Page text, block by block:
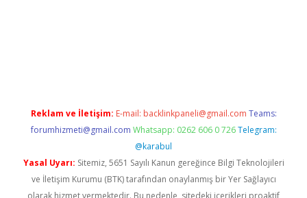
Reklam ve İletişim: E-mail: backlinkpaneli@gmail.com Teams:
forumhizmeti@gmail.com Whatsapp: 0262 606 0 726 Telegram:
@karabul
Yasal Uyarı: Sitemiz, 5651 Sayılı Kanun gereğince Bilgi Teknolojileri
ve İletişim Kurumu (BTK) tarafından onaylanmış bir Yer Sağlayıcı
olarak hizmet vermektedir. Bu nedenle, sitedeki içerikleri proaktif